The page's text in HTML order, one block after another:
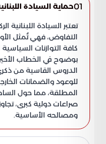
01حماية السيادة
تعتبر السيادة اللبنانية
التفاوض، فهي تُمثل
كافة التوازنات
بوضوح في الخطاب
للوعود والضمانات
المطلقة، مما حول
صراعات دولية كبرى،
ومصالحه الأساسية.